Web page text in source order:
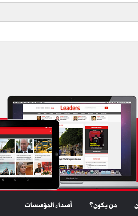
من يكون؟ أصداء المؤسسات